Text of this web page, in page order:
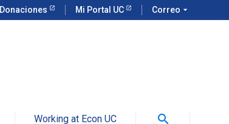
Donaciones Mi Portal UC Correo arrow_drop_down
Working at Econ UC search